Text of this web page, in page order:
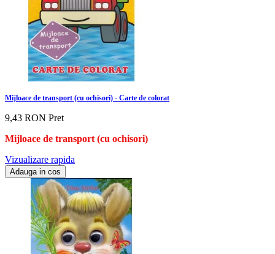
Mijloace de transport (cu ochisori) - Carte de colorat
9,43 RON Pret
Mijloace de transport (cu ochisori)
Vizualizare rapida
Adauga in cos